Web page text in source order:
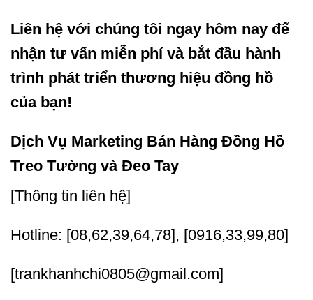
Liên hệ với chúng tôi ngay hôm nay để
nhận tư vấn miễn phí và bắt đầu hành
trình phát triển thương hiệu đồng hồ
của bạn!
Dịch Vụ Marketing Bán Hàng Đồng Hồ
Treo Tường và Đeo Tay
[Thông tin liên hệ]
Hotline: [08,62,39,64,78], [0916,33,99,80]
[trankhanhchi0805@gmail.com]